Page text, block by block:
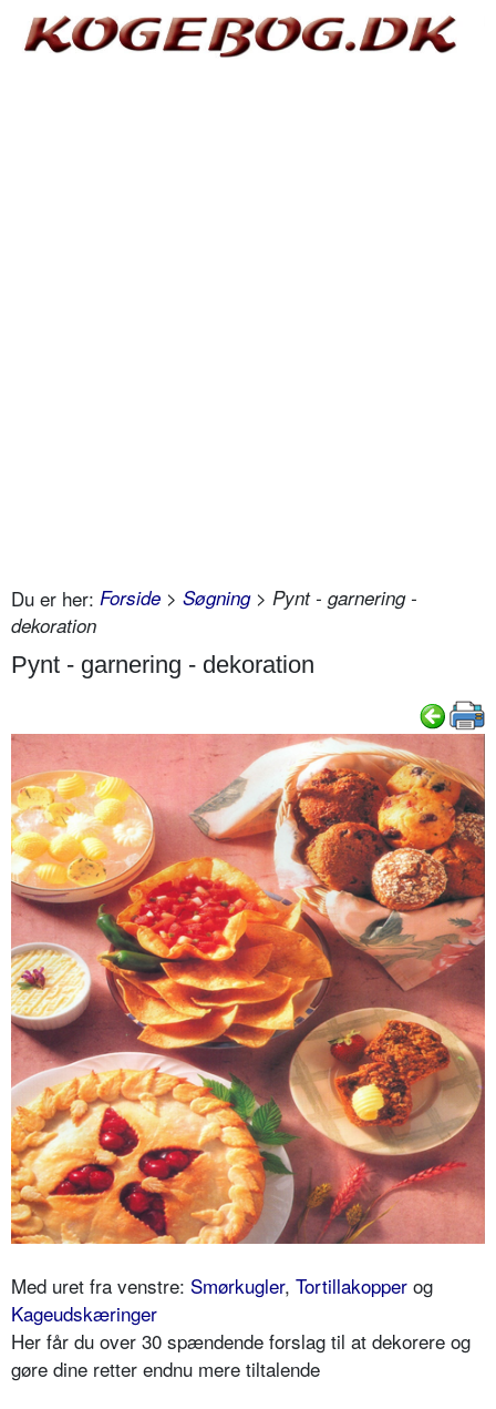
Du er her: Forside > Søgning> Pynt - garnering -
dekoration
Pynt - garnering - dekoration
Med uret fra venstre: Smørkugler, Tortillakopper og
Kageudskæringer
Her får du over 30 spændende forslag til at dekorere og
gøre dine retter endnu mere tiltalende